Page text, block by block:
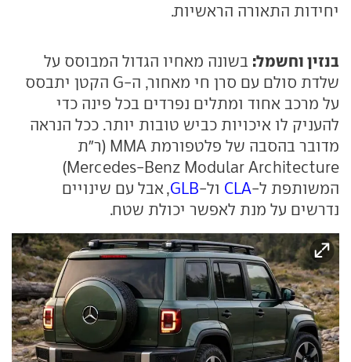
יחידות התאורה הראשיות.
בנזין וחשמל: בשונה מאחיו הגדול המבוסס על
שלדת סולם עם סרן חי מאחור, ה-G הקטן יתבסס
על מרכב אחוד ומתלים נפרדים בכל פינה כדי
להעניק לו איכויות כביש טובות יותר. ככל הנראה
מדובר בהסבה של פלטפורמת MMA (ר"ת
Mercedes-Benz Modular Architecture)
המשותפת ל-CLA ול-GLB, אבל עם שינויים
נדרשים על מנת לאפשר יכולת שטח.